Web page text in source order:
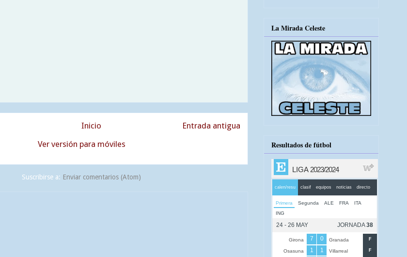
Entrada antigua
Inicio
Ver versión para móviles
Suscribirse a: Enviar comentarios (Atom)
La Mirada Celeste
Resultados de fútbol